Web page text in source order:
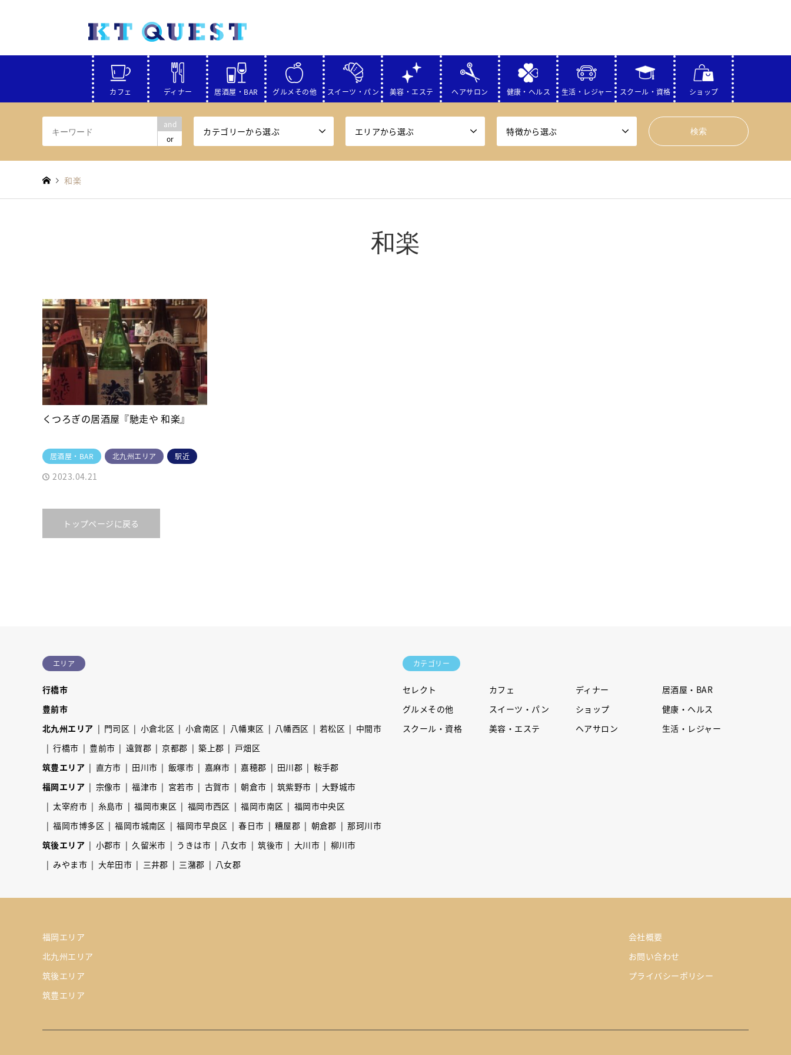
カフェ ディナー 居酒屋・BAR グルメその他 スイーツ・パン 美容・エステ ヘアサロン 健康・ヘルス 生活・レジャー スクール・資格 ショップ
and
or
カテゴリーから選ぶ エリアから選ぶ 特徴から選ぶ
和楽
和楽
くつろぎの居酒屋『馳走や 和楽』
居酒屋・BAR 北九州エリア 駅近
2023.04.21
トップページに戻る
エリア
行橋市
豊前市
北九州エリア
門司区 小倉北区 小倉南区 八幡東区 八幡西区 若松区
中間市
行橋市
豊前市 遠賀郡 京都郡 築上郡
戸畑区
筑豊エリア
直方市 田川市 飯塚市 嘉麻市 嘉穂郡 田川郡
鞍手郡
福岡エリア
宗像市 福津市 宮若市 古賀市 朝倉市 筑紫野市
大野城市
太宰府市
糸島市 福岡市東区 福岡市西区 福岡市南区
福岡市中央区
福岡市博多区
福岡市城南区 福岡市早良区 春日市 糟屋郡 朝倉郡
那珂川市
筑後エリア
小郡市 久留米市 うきは市 八女市 筑後市 大川市
柳川市
みやま市
大牟田市 三井郡 三潴郡 八女郡
カテゴリー
セレクト カフェ ディナー
居酒屋・BAR
グルメその他
スイーツ・パン ショップ
健康・ヘルス
スクール・資格
美容・エステ ヘアサロン 生活・レジャー
福岡エリア
北九州エリア
筑後エリア
筑豊エリア
会社概要
お問い合わせ
プライバシーポリシー